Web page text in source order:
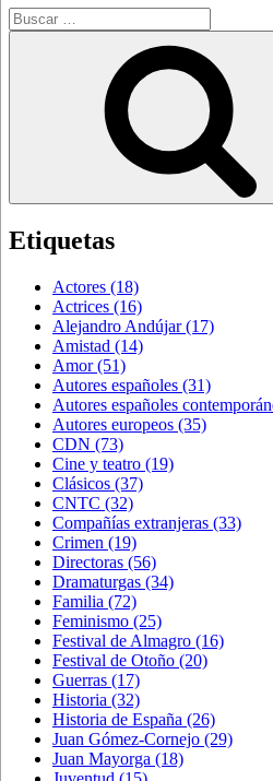
Buscar
por:
Etiquetas
Actores (18)
Actrices (16)
Alejandro Andújar(17)
Amistad (14)
Amor(51)
Autores españoles (31)
Autores españoles
Autores europeos (35)
CDN (73)
Cine y teatro (19)
Clásicos (37)
CNTC (32)
Compañías extranjeras (33)
Crimen (19)
Directoras (56)
Dramaturgas (34)
Familia (72)
Feminismo (25)
Festival de Almagro (16)
Festival de Otoño (20)
Guerras (17)
Historia (32)
Historia de España (26)
Juan Gómez-Cornejo (29)
Juan Mayorga (18)